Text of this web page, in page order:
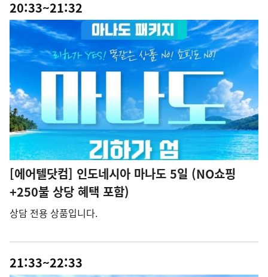
20:33~21:32
[에어텔닷컴] 인도네시아 마나도 5일 (NO쇼핑
+250불 상당 혜택 포함)
상담 전용 상품입니다.
21:33~22:33